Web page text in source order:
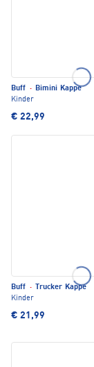
Buff · Bimini Kappe
Kinder
€ 22,99
Buff ·
Trucker Kappe
Kinder
€ 21,99